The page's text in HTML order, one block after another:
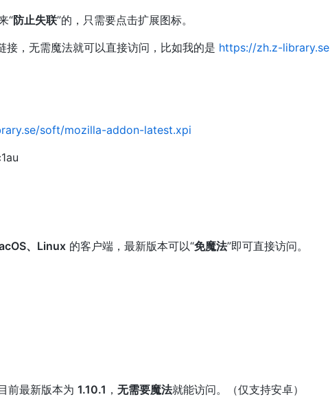
“防止失联”的，只需要点击扩展图标。
接，无需魔法就可以直接访问，比如我的是 https://zh.z-library.se
soft/mozilla-addon-latest.xpi
、Linux 的客户端，最新版本可以“免魔法”即可直接访问。
前最新版本为 1.10.1 ， 无需要魔法就能访问。（仅支持安卓）